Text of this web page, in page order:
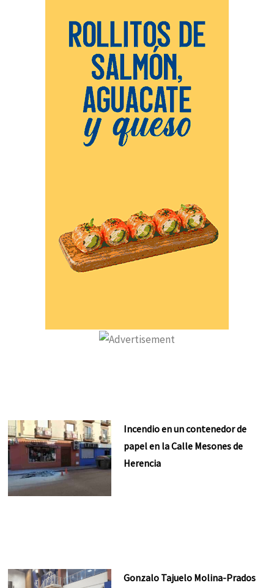
Incendio en un contenedor de
papel en la Calle Mesones de
Herencia
Gonzalo Tajuelo Molina-Prados